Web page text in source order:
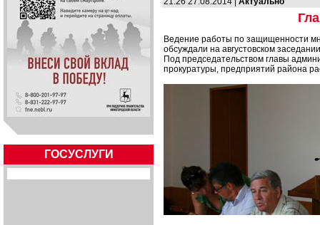
ГОСУСЛУГИ
Ведение работы по защищенности
обсуждали на августовском
Под председательством главы
прокуратуры, предприятий района